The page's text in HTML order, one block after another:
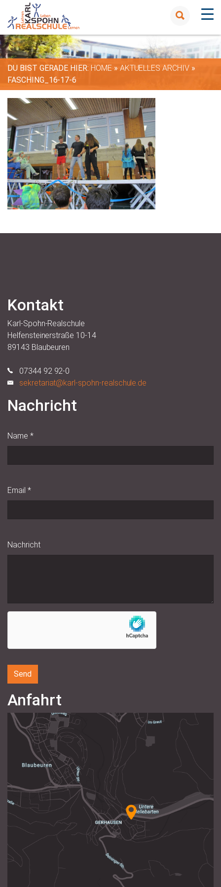
DU BIST GERADE HIER: HOME » AKTUELLES ARCHIV»
FASCHING_16-17-6
Kontakt
Karl-Spohn-Realschule
Helfensteinerstraße 10-14
89143 Blaubeuren
07344 92 92-0
sekretariat@karl-spohn-realschule.de
Nachricht
Name *
Email *
Nachricht
Anfahrt